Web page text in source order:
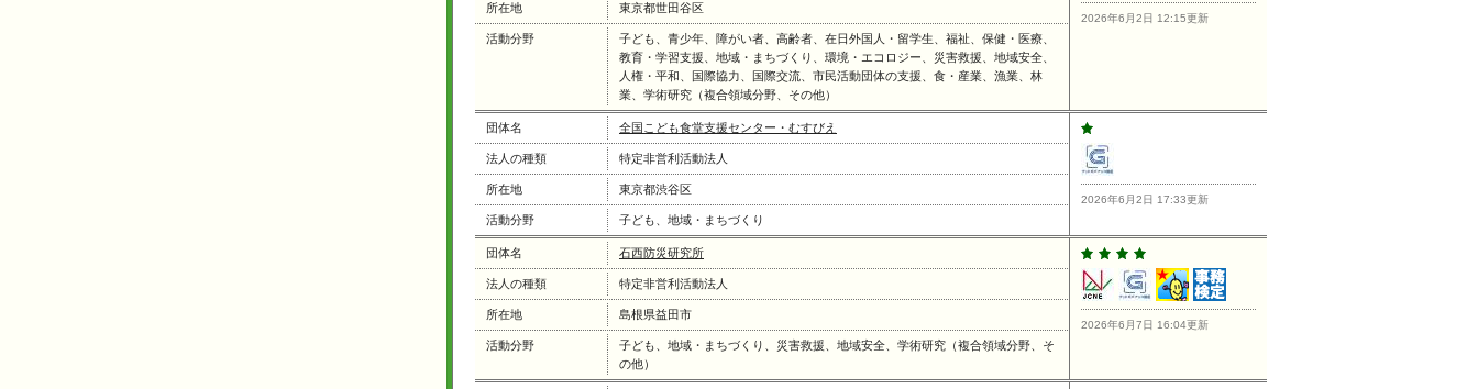
所在地 東京都世田谷区
活動分野
子ども、青少年、障がい者、高齢者、在日外国人・留学生、福祉、保健・医療、
教育・学習支援、地域・まちづくり、環境・エコロジー、災害救援、地域安全、
人権・平和、国際協力、国際交流、市民活動団体の支援、食・産業、漁業、林
業、学術研究（複合領域分野、その他）
2026年6月2日 12:15更新
団体名 全国こども食堂支援センター・むすびえ
法人の種類 特定非営利活動法人
所在地 東京都渋谷区
活動分野 子ども、地域・まちづくり
2026年6月2日 17:33更新
団体名 石西防災研究所
法人の種類 特定非営利活動法人
所在地 島根県益田市
活動分野
子ども、地域・まちづくり、災害救援、地域安全、学術研究（複合領域分野、そ
の他）
2026年6月7日 16:04更新